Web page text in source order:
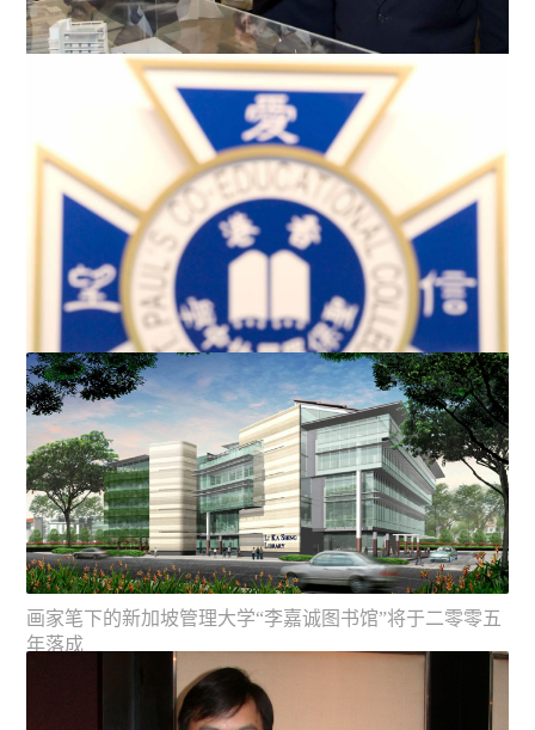
李嘉诚先生参观圣保罗男女中学的扩建模型，左二为李泽
钜先生。
画家笔下的新加坡管理大学“李嘉诚图书馆”将于二零零五
年落成